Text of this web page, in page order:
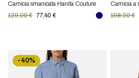
Camicia smanicata Hanita Couture
129,00 € 77,40 €
Camicia a
Mara
198,00 €
-40%